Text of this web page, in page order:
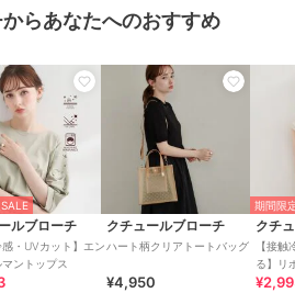
分類外繊維（紙） 裏地：ポ
ル100％
お取り扱い方法
ステル素材
/中
～30cm以下）
ライフス
/マリン・プール
カジ
/軽量 700ｇ以下/旅行・
応
バッグ
らあなたへのおすすめ
ルブローチ
感・UVカット】エン
ントップス
クチュールブローチ
ハート柄クリアトートバッグ
¥4,950
期間限
クチ
【接
る】リ
ップス